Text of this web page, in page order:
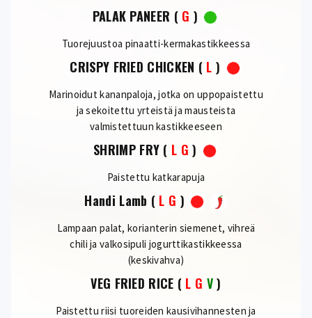
PALAK PANEER ( G )
Tuorejuustoa pinaatti-kermakastikkeessa
CRISPY FRIED CHICKEN ( L )
Marinoidut kananpaloja, jotka on uppopaistettu
ja sekoitettu yrteistä ja mausteista
valmistettuun kastikkeeseen
SHRIMP FRY ( L G )
Paistettu katkarapuja
Handi Lamb ( L G )
Lampaan palat, korianterin siemenet, vihreä
chili ja valkosipuli jogurttikastikkeessa
(keskivahva)
VEG FRIED RICE ( L G V)
Paistettu riisi tuoreiden kausivihannesten ja